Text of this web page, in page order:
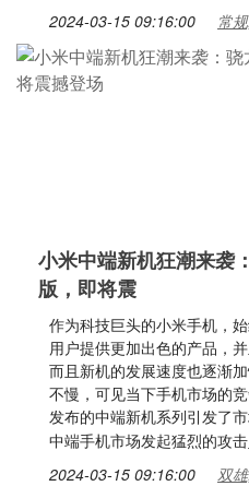
2024-03-15 09:16:00 常
小米中端新机狂潮来袭
版，即将震
作为科技巨头的小米手机，
用户提供更加出色的产品，
而且新机的发展速度也逐渐
不慢，可见当下手机市场的
发布的中端新机系列引发了
中端手机市场发起猛烈的攻击
2024-03-15 09:16:00 双